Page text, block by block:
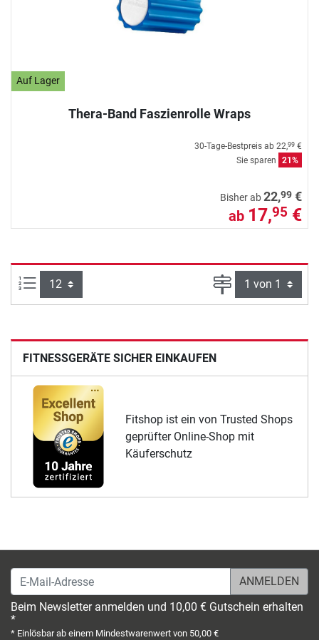
Auf Lager
Thera-Band Faszienrolle Wraps
30-Tage-Bestpreis ab 22,99 €
Sie sparen
21%
Bisher ab22,99 €
ab 17,95 €
Artikel pro Seite: Seite
FITNESSGERÄTE SICHER EINKAUFEN
Fitshop ist ein von Trusted Shops
geprüfter Online-Shop mit
Käuferschutz
E-Mail-Adresse
Beim Newsletter anmelden und 10,00 € Gutschein erhalten
*
* Einlösbar ab einem Mindestwarenwert von 50,00 €